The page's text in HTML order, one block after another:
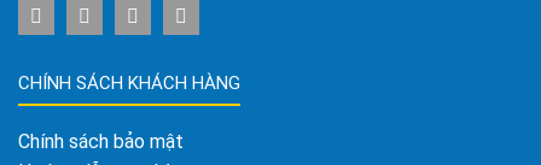
CHÍNH SÁCH KHÁCH HÀNG
Chính sách bảo mật